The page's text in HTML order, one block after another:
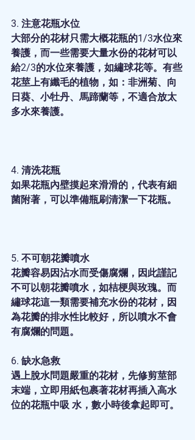
3. 注意花瓶水位
大部分的花材只需大概花瓶的1/3水位來
養護，而一些需要大量水份的花材可以
給2/3的水位來養護，如繡球花等。有些
花莖上有纖毛的植物，如：非洲菊、向
日葵、小牡丹、馬蹄蘭等，不適合放太
多水來養護。
4. 清洗花瓶
如果花瓶內壁摸起來滑滑的，代表有細
菌附著，可以準備瓶刷清潔一下花瓶。
5. 不可朝花瓣噴水
花瓣容易因沾水而受傷腐爛，因此謹記
不可以朝花瓣噴水，如桔梗與玫瑰。而
繡球花這一類需要補充水份的花材，因
為花瓣的排水性比較好，所以噴水不會
有腐爛的問題。
6. 缺水急救
遇上脫水問題嚴重的花材，先修剪莖部
末端，立即用紙包裹著花材再插入高水
位的花瓶中吸 水，數小時後拿起即可。